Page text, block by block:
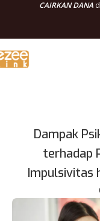
CAIRKAN DANA
Dampak
terhadap
Impulsivitas